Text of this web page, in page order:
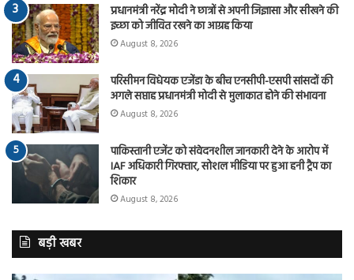
प्रधानमंत्री नरेंद्र मोदी ने छात्रों से अपनी जिज्ञासा और सीखने की
इच्छा को जीवित रखने का आग्रह किया
August 8, 2026
परिसीमन विधेयक एजेंडा के बीच एनसीपी-एसपी सांसदों की
अगले सप्ताह प्रधानमंत्री मोदी से मुलाकात होने की संभावना
August 8, 2026
पाकिस्तानी एजेंट को संवेदनशील जानकारी देने के आरोप में
IAF अधिकारी गिरफ्तार, सोशल मीडिया पर हुआ हनी ट्रैप का
शिकार
August 8, 2026
बड़ी खबर